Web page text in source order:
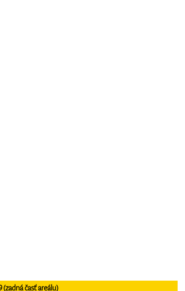
časť areálu)